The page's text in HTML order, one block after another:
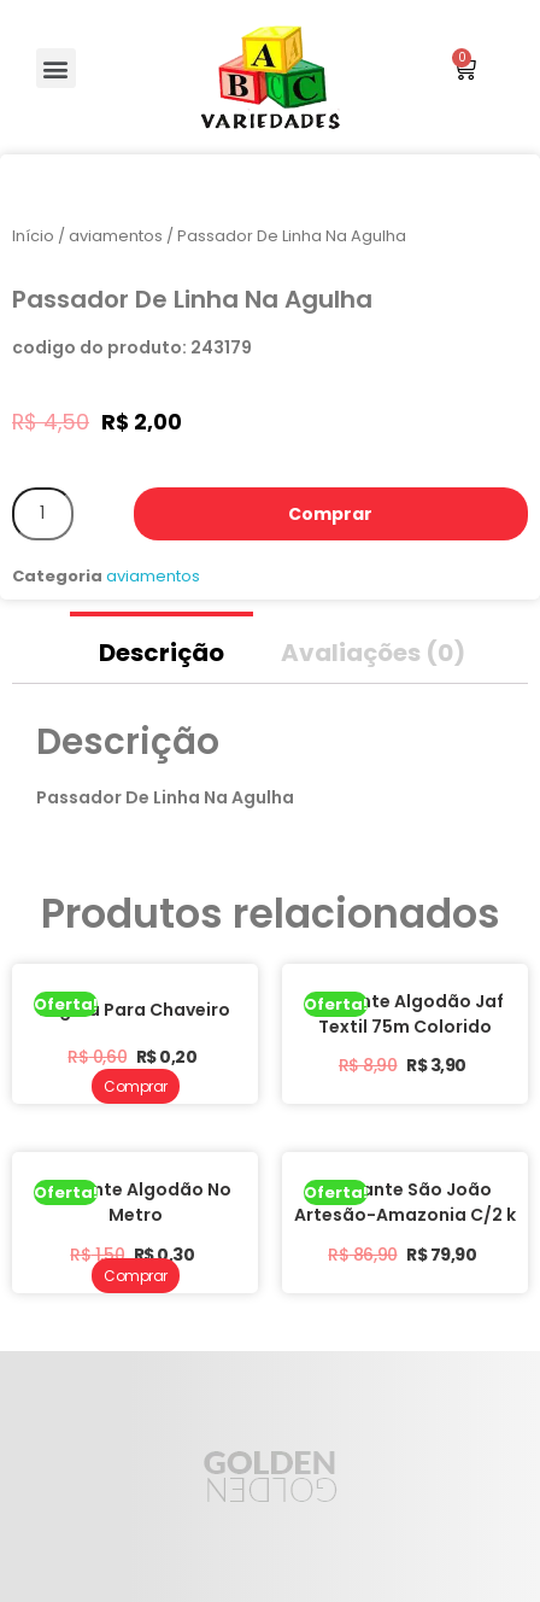
Início / aviamentos / Passador De Linha Na Agulha
Passador De Linha Na Agulha
codigo do produto: 243179
R$4,50 R$ 2,00
Comprar
Categoria aviamentos
Descrição Avaliações (0)
Descrição
Passador De Linha Na Agulha
Produtos relacionados
Oferta!
Argola Para Chaveiro
R$0,60 R$0,20
Oferta!
Barbante Algodão Jaf
Textil 75m Colorido
R$8,90 R$3,90
Comprar
Oferta!
Barbante Algodão No
Metro
R$1,50 R$0,30
Oferta!
Barbante São João
Artesão-Amazonia C/2 k
R$86,90 R$79,90
Comprar